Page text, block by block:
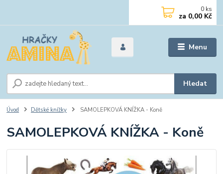
Menu
Hledat
0 ks
za 0,00 Kč
Úvod Dětské knížky SAMOLEPKOVÁ KNÍŽKA - Koně
SAMOLEPKOVÁ KNÍŽKA - Koně